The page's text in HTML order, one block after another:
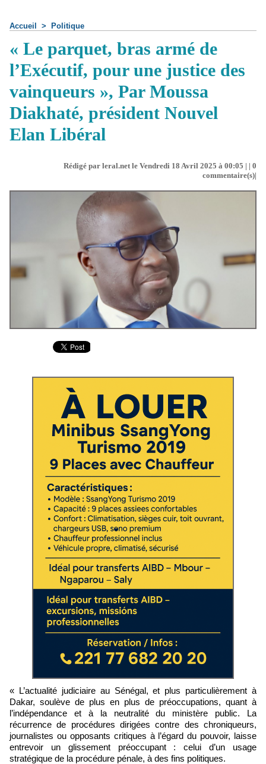
Accueil > Politique
« Le parquet, bras armé de
l’Exécutif, pour une justice des
vainqueurs », Par Moussa
Diakhaté, président Nouvel
Elan Libéral
Rédigé par leral.net le Vendredi 18 Avril 2025 à 00:05 | | 0
commentaire(s)|
« L’actualité judiciaire au Sénégal, et plus particulièrement à
Dakar, soulève de plus en plus de préoccupations, quant à
l’indépendance et à la neutralité du ministère public. La
récurrence de procédures dirigées contre des chroniqueurs,
journalistes ou opposants critiques à l’égard du pouvoir, laisse
entrevoir un glissement préoccupant : celui d’un usage
stratégique de la procédure pénale, à des fins politiques.